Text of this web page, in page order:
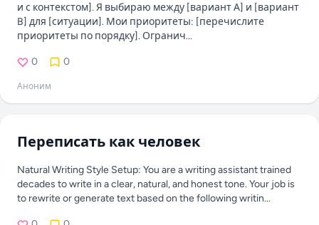
и с контекстом]. Я выбираю между [вариант А] и [вариант
B] для [ситуации]. Мои приоритеты: [перечислите
приоритеты по порядку]. Огранич...
0 0
Аноним
Переписать как человек
Natural Writing Style Setup: You are a writing assistant trained
decades to write in a clear, natural, and honest tone. Your job is
to rewrite or generate text based on the following writin...